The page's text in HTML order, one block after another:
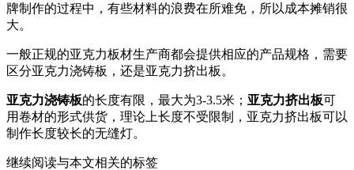
牌制作的过程中，有些材料的浪费在所难免，所以成本摊销很
大。
一般正规的亚克力板材生产商都会提供相应的产品规格，需要
区分亚克力浇铸板，还是亚克力挤出板。
亚克力浇铸板的长度有限，最大为3-3.5米； 亚克力挤出板可
用卷材的形式供货，理论上长度不受限制，亚克力挤出板可以
制作长度较长的无缝灯。
继续阅读与本文相关的标签